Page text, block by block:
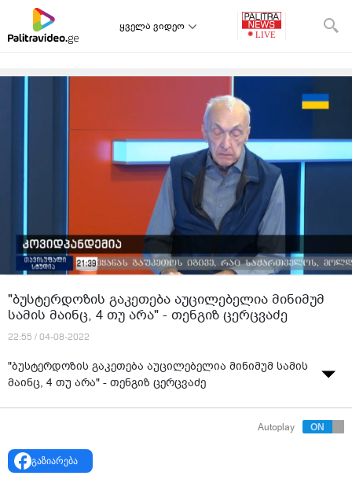
ყველა ვიდეო
"ბუსტერდოზის გაკეთება აუცილებელია მინიმუმ
სამის მაინც, 4 თუ არა" - თენგიზ ცერცვაძე
22:55 / 04-08-2022
"ბუსტერდოზის გაკეთება აუცილებელია მინიმუმ სამის
მაინც, 4 თუ არა" - თენგიზ ცერცვაძე
Autoplay
გაზიარება